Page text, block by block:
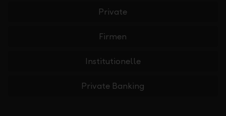
Private
Firmen
Institutionelle
Private Banking